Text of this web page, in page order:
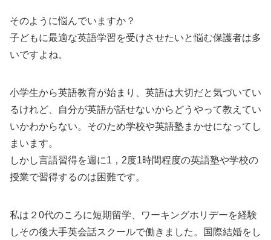
そのように悩んでいますか？
子どもに最適な英語学習を受けさせたいと悩む保護者は多
いですよね。
小学生から英語教育が始まり、英語は大切だと気づいてい
るけれど、自分が英語が話せないからどうやって教えてい
いかわからない。そのため学校や英語塾まかせになってし
まいます。
しかし言語習得を週に1，2度1時間程度の英語塾や学校の
授業で習得するのは困難です。
私は２0代のころに短期留学、ワーキングホリデーを経験
しその後大手英会話スクールで働きました。国際結婚をし